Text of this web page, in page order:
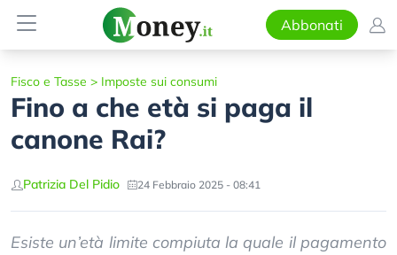
Abbonati
Fisco e Tasse > Imposte sui consumi
Fino a che età si paga il
canone Rai?
Patrizia Del Pidio 24 Febbraio 2025 - 08:41
Esiste un’età limite compiuta la quale il pagamento